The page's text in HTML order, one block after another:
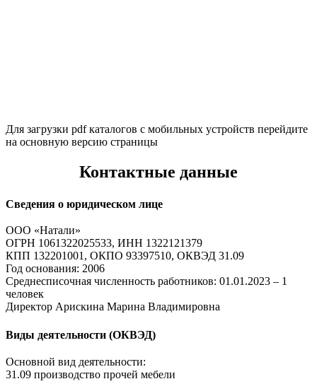
Для загрузки pdf каталогов с мобильных устройств перейдите
на основную версию страницы
Контактные данные
Сведения о юридическом лице
ООО «Натали»
ОГРН 1061322025533, ИНН 1322121379
КПП 132201001, ОКПО 93397510, ОКВЭД 31.09
Год основания: 2006
Среднесписочная численность работников: 01.01.2023 – 1
человек
Директор Арискина Марина Владимировна
Виды деятельности (ОКВЭД)
Основной вид деятельности:
31.09 производство прочей мебели